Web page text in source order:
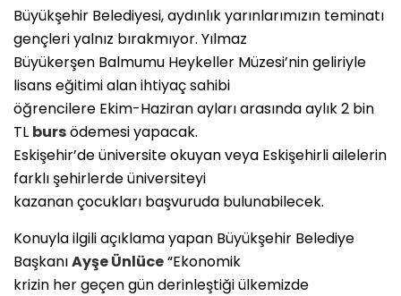
Büyükşehir Belediyesi, aydınlık yarınlarımızın teminatı
gençleri yalnız bırakmıyor. Yılmaz
Büyükerşen Balmumu Heykeller Müzesi’nin geliriyle
lisans eğitimi alan ihtiyaç sahibi
öğrencilere Ekim-Haziran ayları arasında aylık 2 bin
TL bursödemesi yapacak.
Eskişehir’de üniversite okuyan veya Eskişehirli ailelerin
farklı şehirlerde üniversiteyi
kazanan çocukları başvuruda bulunabilecek.
Konuyla ilgili açıklama yapan Büyükşehir Belediye
BaşkanıAyşe Ünlüce“Ekonomik
krizin her geçen gün derinleştiği ülkemizde